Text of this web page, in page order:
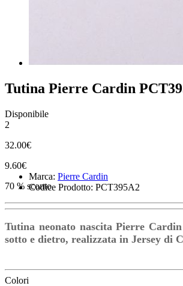
Tutina Pierre Cardin
Disponibile
2
32.00€
9.60€
70 % sconto
Marca: Pierre Cardin
Codice Prodotto: PCT395A2
Tutina neonato nascita Pierre
sotto e dietro, realizzata in Jersey di
Colori